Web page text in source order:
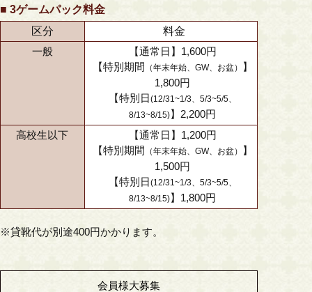
■ 3ゲームパック料金
区分
料金
一般
【通常日】1,600円
【特別期間 （年末年始、GW、お盆）
】
1,800円
【特別日(12/31~1/3、5/3~5/5、
8/13~8/15)】2,200円
高校生以下
【通常日】1,200円
【特別期間 （年末年始、GW、お盆）
】
1,500円
【特別日(12/31~1/3、5/3~5/5、
8/13~8/15)】1,800円
※貸靴代が別途400円かかります。
会員様大募集